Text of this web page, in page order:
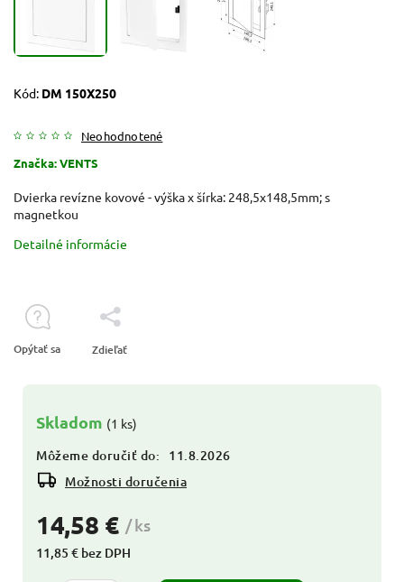
Kód: DM 150X250
Neohodnotené
Značka:VENTS
14,58 € / ks
11,85 € bez DPH
Skladom (1 ks)
Môžeme doručiť do:
11.8.2026
Možnosti doručenia
Dvierka revízne kovové - výška x šírka: 248,5x148,5mm; s
magnetkou
Detailné informácie
Opýtať sa Zdieľať